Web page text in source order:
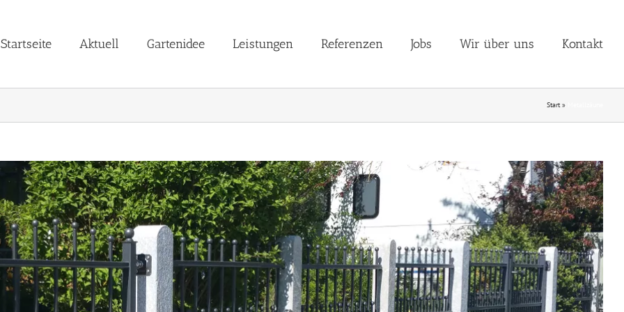
Startseite Aktuell Gartenidee Leistungen Referenzen Jobs Wir über uns Kontakt
Start»